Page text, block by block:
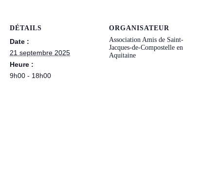
DÉTAILS
Date :
21 septembre 2025
Heure :
9h00 - 18h00
ORGANISATEUR
Association Amis de Saint-
Jacques-de-Compostelle en
Aquitaine